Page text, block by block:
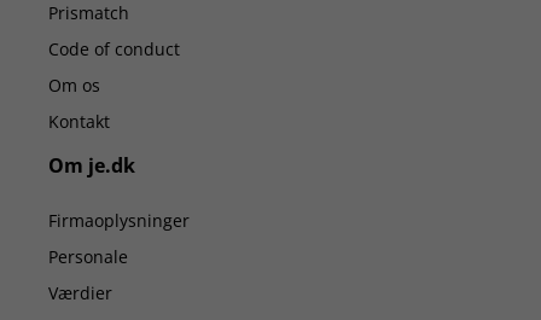
Prismatch
Code of conduct
Om os
Kontakt
Om je.dk
Firmaoplysninger
Personale
Værdier